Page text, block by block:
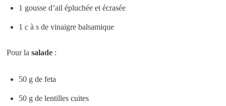
1 gousse d’ail épluchée et écrasée
1 c à s de vinaigre balsamique
Pour lasalade :
50 g de feta
50 g de lentilles cuites